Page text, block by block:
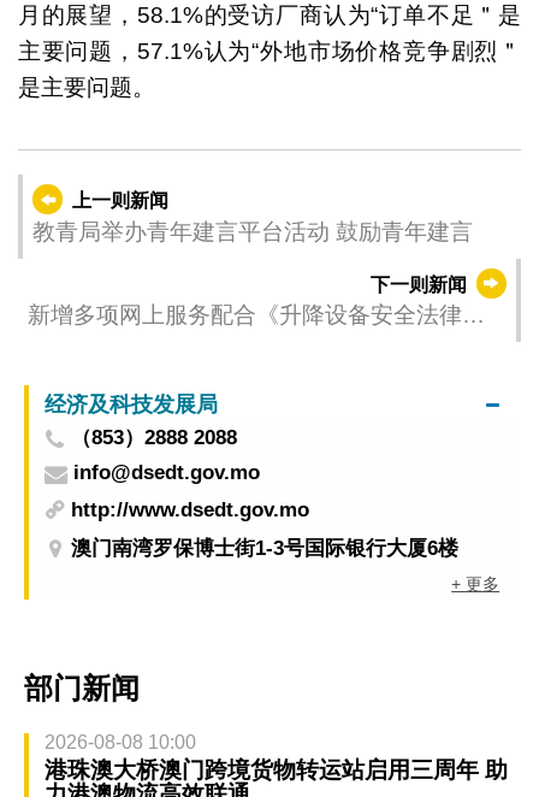
月的展望，58.1%的受访厂商认为“订单不足＂是
主要问题，57.1%认为“外地市场价格竞争剧烈＂
是主要问题。
上一则新闻
教青局举办青年建言平台活动 鼓励青年建言
下一则新闻
新增多项网上服务配合《升降设备安全法律制
经济及科技发展局
（853）2888 2088
info@dsedt.gov.mo
http://www.dsedt.gov.mo
澳门南湾罗保博士街1-3号国际银行大厦6楼
+ 更多
部门新闻
2026-08-08 10:00
港珠澳大桥澳门跨境货物转运站启用三周年 助